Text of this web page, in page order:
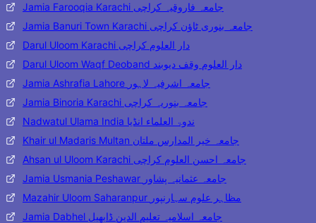
Jamia Farooqia Karachi جامعہ فاروقیہ کراچی
Jamia Banuri Town Karachi جامعہ بنوری ٹاؤن کراچی
Darul Uloom Karachi دار العلوم کراچی
Darul Uloom Waqf Deoband دار العلوم وقف دیوبند
Jamia Ashrafia Lahore جامعہ اشرفیہ لاہور
Jamia Binoria Karachi جامعہ بنوریہ کراچی
Nadwatul Ulama India ندوۃ العلماء انڈیا
Khair ul Madaris Multan جامعہ خیر المدارس ملتان
Ahsan ul Uloom Karachi جامعہ احسن العلوم کراچی
Jamia Usmania Peshawar جامعہ عثمانیہ پشاور
Mazahir Uloom Saharanpur مظاہر علوم سہارنپور
Jamia Dabhel جامعہ اسلامیہ تعلیم الدین ڈابھیل